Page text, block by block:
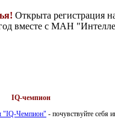
Открыта регистрация
вместе с МАН
IQ-чемпион
"IQ-Чемпион" - почувствуйте себя